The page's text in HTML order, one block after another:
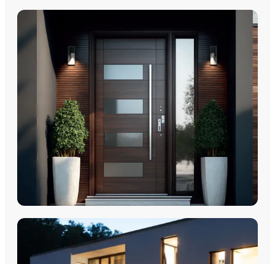
PORTES D'ENTRÉE
Porte d'entrée - Portes PVC
Portes d'entrée - Acier Monobloc
Porte d'entrée - Aluminium Monobloc 60mm